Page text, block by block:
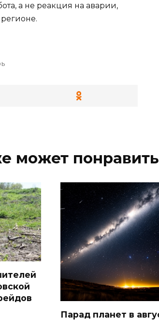
а не реакция на аварии,
может
Парад планет в